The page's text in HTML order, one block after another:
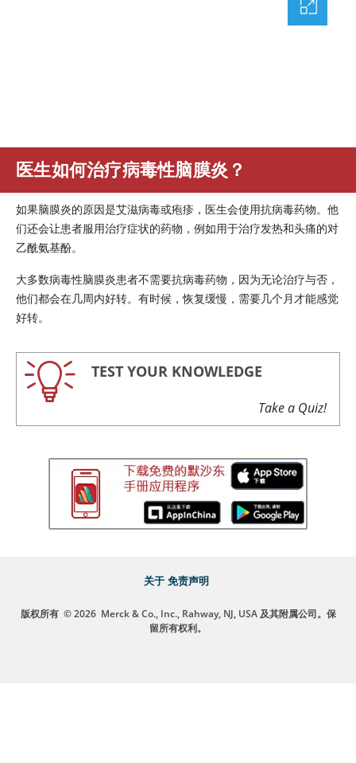
医生如何治疗病毒性脑膜炎？
如果脑膜炎的原因是艾滋病毒或疱疹，医生会使用抗病毒药物。他
们还会让患者服用治疗症状的药物，例如用于治疗发热和头痛的对
乙酰氨基酚。
大多数病毒性脑膜炎患者不需要抗病毒药物，因为无论治疗与否，
他们都会在几周内好转。有时候，恢复缓慢，需要几个月才能感觉
好转。
TEST YOUR KNOWLEDGE
Take a Quiz!
关于 免责声明
版权所有 © 2026 Merck & Co., Inc., Rahway, NJ, USA 及其附属公司。保
留所有权利。